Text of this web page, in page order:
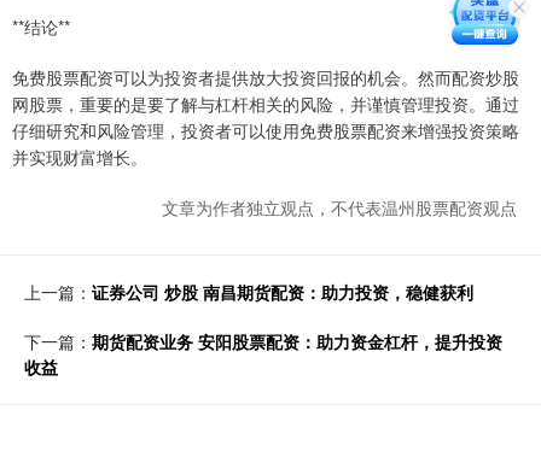
**结论**
免费股票配资可以为投资者提供放大投资回报的机会。然而配资炒股
网股票，重要的是要了解与杠杆相关的风险，并谨慎管理投资。通过
仔细研究和风险管理，投资者可以使用免费股票配资来增强投资策略
并实现财富增长。
文章为作者独立观点，不代表温州股票配资观点
上一篇： 证券公司 炒股 南昌期货配资：助力投资，稳健获利
下一篇： 期货配资业务 安阳股票配资：助力资金杠杆，提升投资
收益